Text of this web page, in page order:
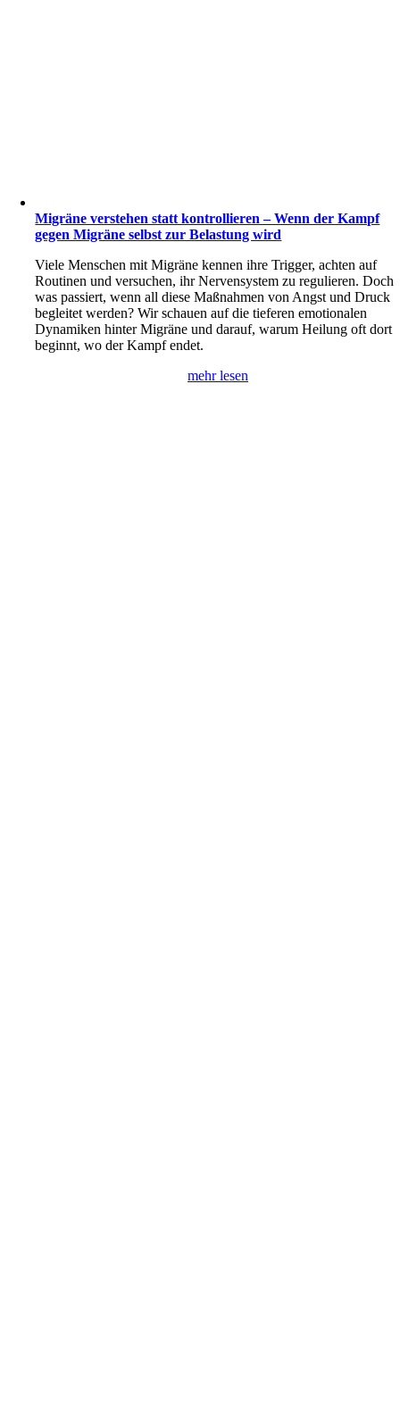
Migräne verstehen statt kontrollieren – Wenn der Kampf
gegen Migräne selbst zur Belastung wird
Viele Menschen mit Migräne kennen ihre Trigger, achten auf
Routinen und versuchen, ihr Nervensystem zu regulieren. Doch
was passiert, wenn all diese Maßnahmen von Angst und Druck
begleitet werden? Wir schauen auf die tieferen emotionalen
Dynamiken hinter Migräne und darauf, warum Heilung oft dort
beginnt, wo der Kampf endet.
mehr lesen